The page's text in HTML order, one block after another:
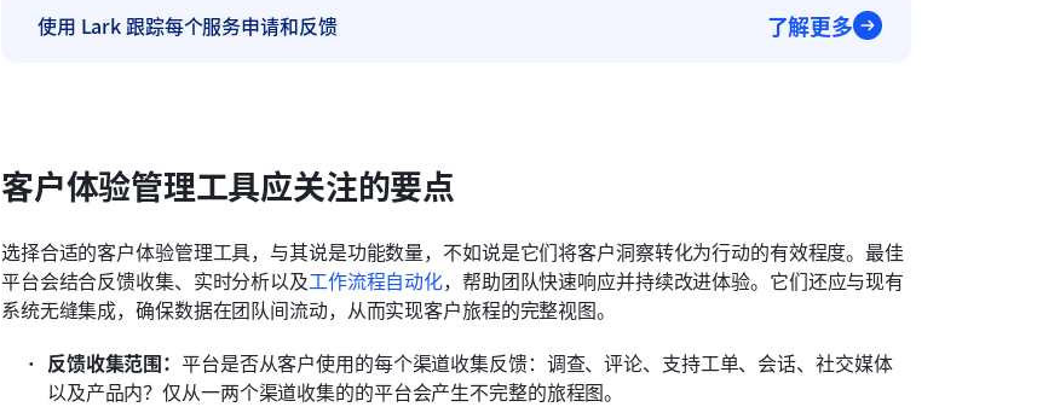
使用 Lark 跟踪每个服务申请和反馈 了解更多
客户体验管理工具应关注的要点
选择合适的客户体验管理工具，与其说是功能数量，不如说是它们将客户洞察转化为行动的有效程度。最佳
平台会结合反馈收集、实时分析以及工作流程自动化，帮助团队快速响应并持续改进体验。它们还应与现有
系统无缝集成，确保数据在团队间流动，从而实现客户旅程的完整视图。
反馈收集范围：平台是否从客户使用的每个渠道收集反馈：调查、评论、支持工单、会话、社交媒体
以及产品内？仅从一两个渠道收集的的平台会产生不完整的旅程图。